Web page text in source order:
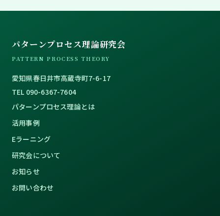
パターンプロセス理論研究会
PATTERN PROCESS THEORY
愛知県春日井市高蔵寺町7-6-17
TEL 090-6367-7604
パターンプロセス理論とは
活用事例
Eラーニング
研究会について
お知らせ
お問い合わせ